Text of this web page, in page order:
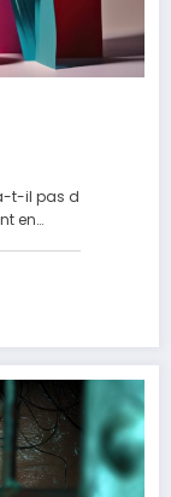
t-il pas d
en…